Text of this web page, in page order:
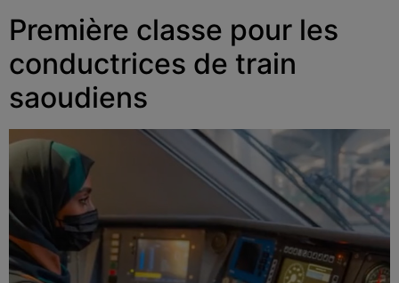
Première classe pour les
conductrices de train
saoudiens